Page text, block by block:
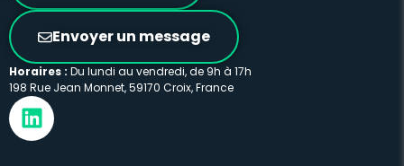
Envoyer un message
Horaires : Du lundi au vendredi, de 9h à 17h
198 Rue Jean Monnet, 59170 Croix, France